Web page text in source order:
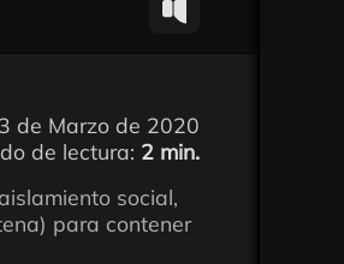
de Marzo de 2020
de lectura: 2 min.
social,
para contener